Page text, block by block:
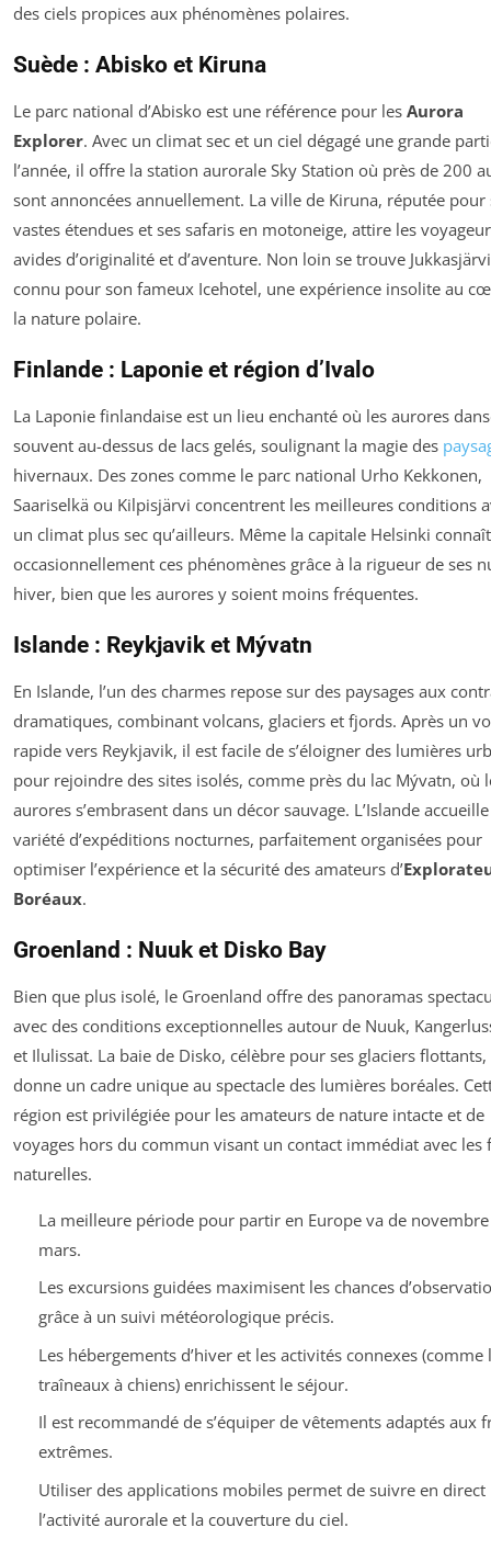
des ciels propices aux phénomènes polaires.
Suède : Abisko et Kiruna
Le parc national d’Abisko est une référence pour les Aurora
Explorer. Avec un climat sec et un ciel dégagé une grande
l’année, il offre la station aurorale Sky Station où près de 200
sont annoncées annuellement. La ville de Kiruna, réputée pour
vastes étendues et ses safaris en motoneige, attire les
avides d’originalité et d’aventure. Non loin se trouve
connu pour son fameux Icehotel, une expérience insolite au
la nature polaire.
Finlande : Laponie et région d’Ivalo
La Laponie finlandaise est un lieu enchanté où les aurores
souvent au-dessus de lacs gelés, soulignant la magie des
hivernaux. Des zones comme le parc national Urho Kekkonen,
Saariselkä ou Kilpisjärvi concentrent les meilleures conditions
un climat plus sec qu’ailleurs. Même la capitale Helsinki connaît
occasionnellement ces phénomènes grâce à la rigueur de ses
hiver, bien que les aurores y soient moins fréquentes.
Islande : Reykjavik et Mývatn
En Islande, l’un des charmes repose sur des paysages aux
dramatiques, combinant volcans, glaciers et fjords. Après un
rapide vers Reykjavik, il est facile de s’éloigner des lumières
pour rejoindre des sites isolés, comme près du lac Mývatn, où
aurores s’embrasent dans un décor sauvage. L’Islande
variété d’expéditions nocturnes, parfaitement organisées pour
optimiser l’expérience et la sécurité des amateurs d’
Boréaux.
Groenland : Nuuk et Disko Bay
Bien que plus isolé, le Groenland offre des panoramas
avec des conditions exceptionnelles autour de Nuuk,
et Ilulissat. La baie de Disko, célèbre pour ses glaciers flottants,
donne un cadre unique au spectacle des lumières boréales.
région est privilégiée pour les amateurs de nature intacte et de
voyages hors du commun visant un contact immédiat avec les
naturelles.
La meilleure période pour partir en Europe va de novembre
mars.
Les excursions guidées maximisent les chances
grâce à un suivi météorologique précis.
Les hébergements d’hiver et les activités connexes (comme
traîneaux à chiens) enrichissent le séjour.
Il est recommandé de s’équiper de vêtements adaptés aux
extrêmes.
Utiliser des applications mobiles permet de suivre en direct
l’activité aurorale et la couverture du ciel.